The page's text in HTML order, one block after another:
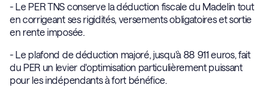
- Le PER TNS conserve la déduction fiscale du Madelin tout
en corrigeant ses rigidités, versements obligatoires et sortie
en rente imposée.
- Le plafond de déduction majoré, jusqu'à 88 911 euros, fait
du PER un levier d'optimisation particulièrement puissant
pour les indépendants à fort bénéfice.